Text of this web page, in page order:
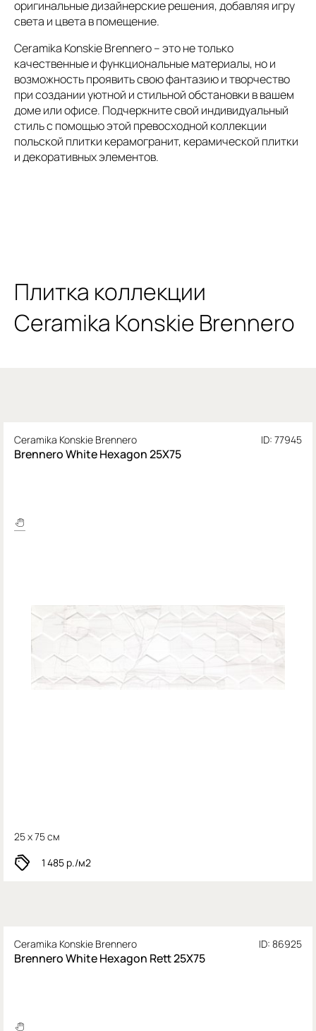
оригинальные дизайнерские решения, добавляя игру
света и цвета в помещение.
Ceramika Konskie Brennero – это не только
качественные и функциональные материалы, но и
возможность проявить свою фантазию и творчество
при создании уютной и стильной обстановки в вашем
доме или офисе. Подчеркните свой индивидуальный
стиль с помощью этой превосходной коллекции
польской плитки керамогранит, керамической плитки
и декоративных элементов.
Плитка коллекции
Ceramika Konskie Brennero
Ceramika Konskie Brennero ID: 77945
Brennero White Hexagon 25X75
25 x 75 см
1 485 р./м2
Ceramika Konskie Brennero ID: 86925
Brennero White Hexagon Rett 25X75